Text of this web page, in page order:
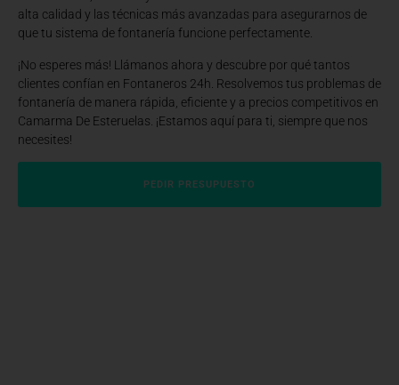
alta calidad y las técnicas más avanzadas para asegurarnos de
que tu sistema de fontanería funcione perfectamente.
¡No esperes más! Llámanos ahora y descubre por qué tantos
clientes confían en Fontaneros 24h. Resolvemos tus problemas de
fontanería de manera rápida, eficiente y a precios competitivos en
Camarma De Esteruelas. ¡Estamos aquí para ti, siempre que nos
necesites!
PEDIR PRESUPUESTO